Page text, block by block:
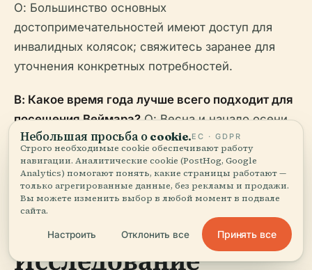
О: Большинство основных
достопримечательностей имеют доступ для
инвалидных колясок; свяжитесь заранее для
уточнения конкретных потребностей.
В: Какое время года лучше всего подходит для
посещения Веймара?О: Весна и начало осени
идеально подходят для приятной погоды и
меньшего количества посетителей.
Исследование
Небольшая просьба о cookie.ЕС · GDPR
Строго необходимые cookie обеспечивают работу
навигации. Аналитические cookie (PostHog, Google
Analytics) помогают понять, какие страницы работают —
только агрегированные данные, без рекламы и продажи.
Вы можете изменить выбор в любой момент в подвале
сайта.
Настроить Отклонить все Принять все